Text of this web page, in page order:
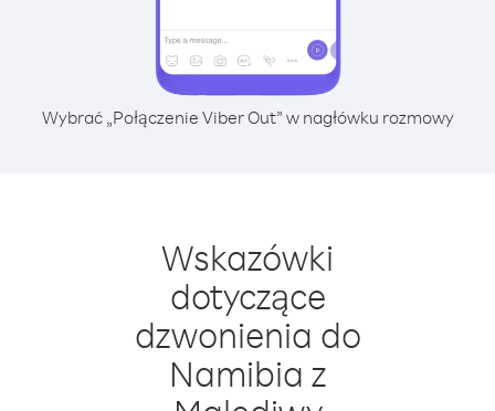
Wybrać „Połączenie Viber Out” w nagłówku rozmowy
Wskazówki
dotyczące
dzwonienia do
Namibia z